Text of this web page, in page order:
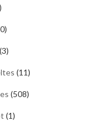
(3)
(11)
(508)
(1)